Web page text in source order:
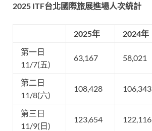
2025 ITF台北國際旅展進場人次統計
2025年 2024年
第一日
11/7(五)
63,167 58,021
第二日
11/8(六)
108,428 106,343
第三日
11/9(日)
123,654 122,116